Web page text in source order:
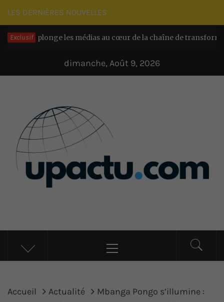
Passer
au
contenu
LES DERNIÈRES NOUVELLES
Exclusif
plonge les médias au cœur de la chaîne de transformation chez
dimanche, Août 9, 2026
UP ACTU
L’actualité d’ici et d’ailleurs
principal
Accueil Actualité
Mbanga Pongo s’illumine :